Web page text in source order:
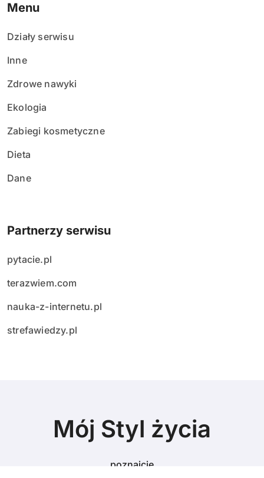
Menu
Działy serwisu
Inne
Zdrowe nawyki
Ekologia
Zabiegi kosmetyczne
Dieta
Dane
Partnerzy serwisu
pytacie.pl
terazwiem.com
nauka-z-internetu.pl
strefawiedzy.pl
Mój Styl życia
poznajcie